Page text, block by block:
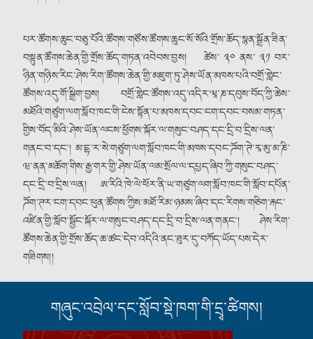
པར་ཚོགས་ཆུང་བཅུ་པོའི་ཚོགས་གཙོས་ཚོགས་ཆུང་སོ་སོའི་གྲོས་ཆོད་སྙན་སྒྲོན་ཟིན་
བསྟུན་ཚོགས་ཆེན་གྱི་གྲོས་ཆོད་གཏན་འབེབས་བྱས། ཚེས་ ༣༠ ནས་ ༣༡ བར་
ཉིན་གཉིས་རིང་ཤེས་རིག་ཚོགས་ཆེན་གྱི་མཇུག་ཏུ་ཤེས་ཡོན་མཁས་པའི་བགྲོ་གླེང་
ཚོགས་འདུ་གོ་སྒྲིག་བྱས། བགྲོ་གླེང་ཚོགས་འདུ་འདིར་ཝཱ་ཎ་དབུས་བོད་ཀྱི་ཆེས་
མཐོའི་གཙུག་ལག་སློབ་ཁང་གི་ངེས་སྟོན་པ་མཁས་དབང་ངག་དབང་བསམ་གཏན་
གྱིས་བོད་མིའི་ཤེས་ཡོན་ལངས་ཕྱོགས་སྐོར་ལ་གསུང་བཤད་དང་དྲི་བ་དྲིས་ལན་
གནང་བ་དང༌། མ་དྷ་ར་སེ་གཙུག་ལག་སློབ་ཁང་གི་མཁས་དབང་ཌོག་ཊེ་རཱ་མུ་མ་ཎི་
ཝ་ནན་མཆོག་གིས་རྒྱ་གར་གྱི་ཤེས་ཡོན་ལམ་སྲོལ་ལ་དཔྱད་ཞིབ་ཀྱི་གསུང་བཤད་
དང་དྲི་བ་དྲིས་ལན། ཨ་རིའི་ཁེ་ལེ་ཕོར་ནི་ཡ་གཙུག་ལག་སློབ་ཁང་གི་སློབ་དཔོན་
ཌོག་ཊར་ངག་དབང་ཕུན་ཚོགས་ཀྱིས་མཐོ་རིམ་ཉམས་ཞིབ་དང་རིགས་གཅིག་རྐང་
འཛིན་གྱི་སློབ་སྦྱོང་སྐོར་ལ་གསུང་བཤད་དང་དྲི་བ་དྲིས་ལན་གནང༌། ཤེས་རིག་
ཚོགས་ཆེན་གྱི་གྲོས་ཆོད་ཆ་ཚང་དེབ་འདིའི་ནང་ཟུར་དུ་བཀོད་ཡོད་པས་དེར་
གཟིགས།།
གཞུང་འབྲེལ་དང་སློབ་སྡེ་ཁག་གི་དྲྭ་ཚིགས།